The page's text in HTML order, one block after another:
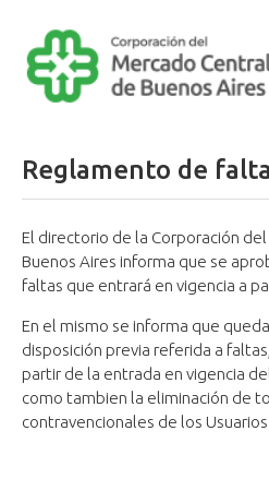
Reglamento de
El directorio de la Corporación
Buenos Aires informa que se
faltas que entrará en vigencia a
En el mismo se informa que
disposición previa referida a
partir de la entrada en vigencia
como tambien la eliminación de
contravencionales de los